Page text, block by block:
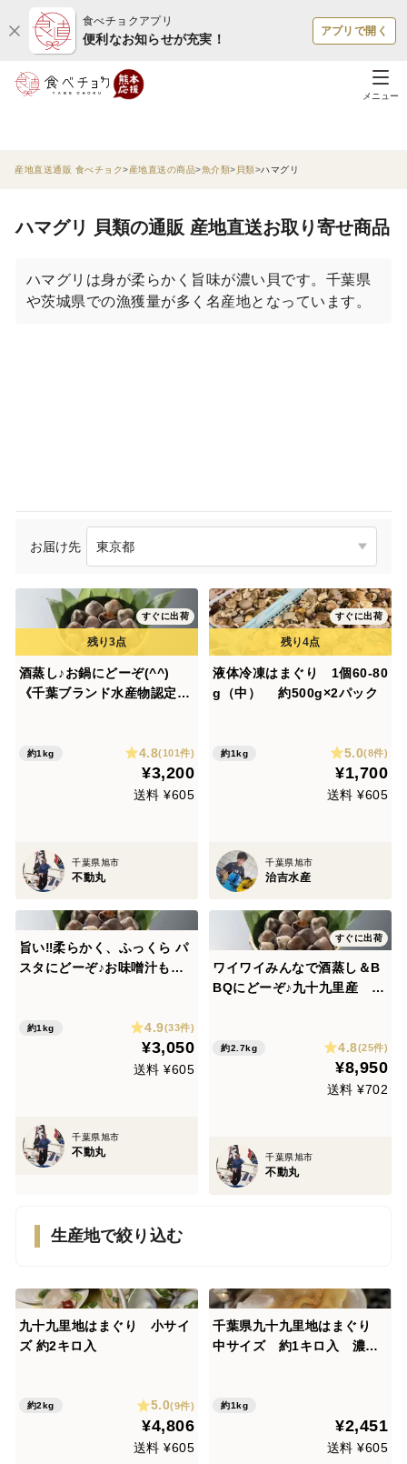
食べチョクアプリ
便利なお知らせが充実！
アプリで開く
メニュー
産地直送通販 食べチョク 産地直送の商品 魚介類 貝類 ハマグリ
ハマグリ 貝類の通販 産地直送お取り寄せ商品
ハマグリは身が柔らかく旨味が濃い貝です。千葉県
や茨城県での漁獲量が多く名産地となっています。
お届け先
すぐに出荷
酒蒸し♪お鍋にどーぞ(^^)
《千葉ブランド水産物認定
約1kg 4.8(101件)
¥3,200
送料 ¥605
千葉県旭市
不動丸
すぐに出荷
液体冷凍はまぐり 1個60-80
g（中） 約500g×2パック
約1kg 5.0(8件)
¥1,700
送料 ¥605
千葉県旭市
治吉水産
旨い‼️柔らかく、ふっくら パ
スタにどーぞ♪お味噌汁も美
7〜25個位入り
約1kg 4.9(33件)
¥3,050
送料 ¥605
千葉県旭市
不動丸
すぐに出荷
ワイワイみんなで酒蒸し＆B
BQにどーぞ♪九十九里産 活
約2.7kg 4.8(25件)
¥8,950
送料 ¥702
千葉県旭市
不動丸
九十九里地はまぐり 小サイ
ズ 約2キロ入
約2kg 5.0(9件)
¥4,806
送料 ¥605
千葉県九十九里地はまぐり
中サイズ 約1キロ入 濃厚
約1kg
¥2,451
送料 ¥605
生産地で絞り込む